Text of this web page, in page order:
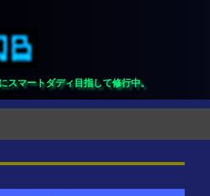
スマートダディ目指して修行中。